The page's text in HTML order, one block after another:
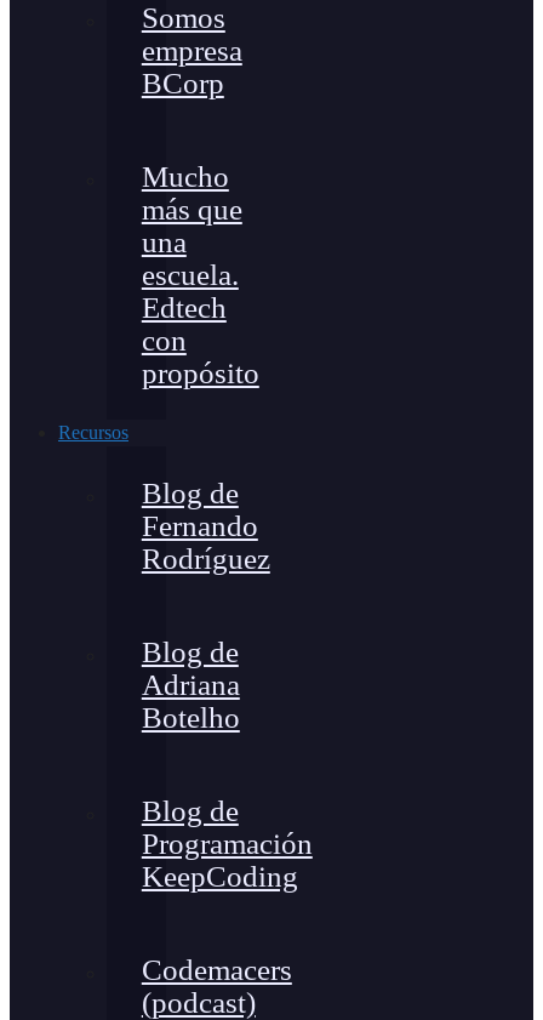
Somos
empresa
BCorp
Mucho
más que
una
escuela.
Edtech
con
propósito
Recursos
Blog de
Fernando
Rodríguez
Blog de
Adriana
Botelho
Blog de
Programación
KeepCoding
Codemacers
(podcast)